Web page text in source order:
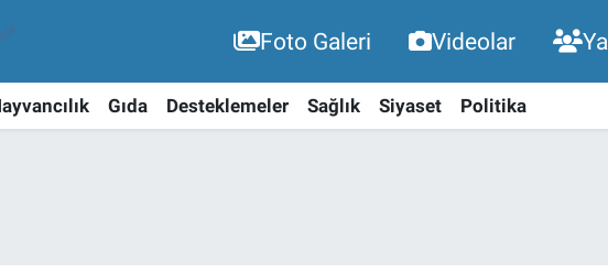
Foto Galeri Videolar
Gıda Desteklemeler Sağlık Siyaset Politika